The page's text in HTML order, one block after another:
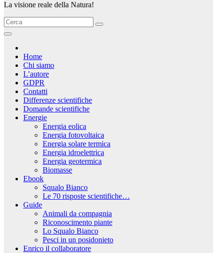
La visione reale della Natura!
Home
Chi siamo
L’autore
GDPR
Contatti
Differenze scientifiche
Domande scientifiche
Energie
Energia eolica
Energia fotovoltaica
Energia solare termica
Energia idroelettrica
Energia geotermica
Biomasse
Ebook
Squalo Bianco
Le 70 risposte scientifiche…
Guide
Animali da compagnia
Riconoscimento piante
Lo Squalo Bianco
Pesci in un posidonieto
Enrico il collaboratore